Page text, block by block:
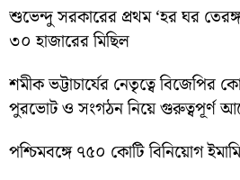
শুভেন্দু সরকারের প্রথম ‘হর ঘর
৩০ হাজারের মিছিল
শমীক ভট্টাচার্যের নেতৃত্বে বিজেপির
পুরভোট ও সংগঠন নিয়ে গুরুত্বপূর্ণ
পশ্চিমবঙ্গে ৭৫০ কোটি বিনিয়োগ